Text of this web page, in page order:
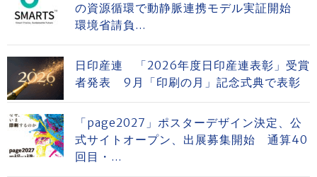
の資源循環で動静脈連携モデル実証開始
環境省請負...
日印産連 「2026年度日印産連表彰」受賞
者発表 9月「印刷の月」記念式典で表彰
「page2027」ポスターデザイン決定、公
式サイトオープン、出展募集開始 通算40
回目・...